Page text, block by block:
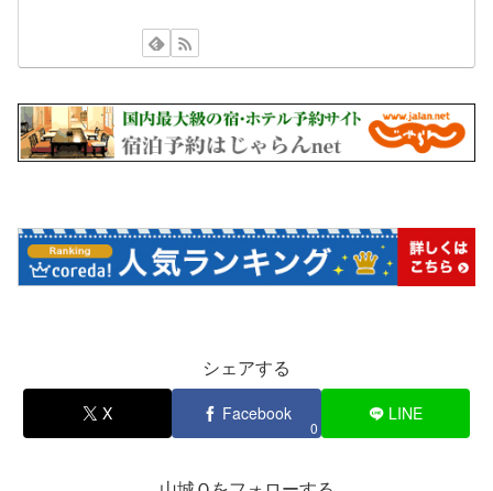
シェアする
X Facebook
0
LINE